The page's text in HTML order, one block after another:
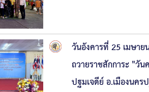
วันอังคารที่ 25 เมษา
ถวายราชสักการะ "วั
ปฐมเจดีย์ อ.เมืองนค